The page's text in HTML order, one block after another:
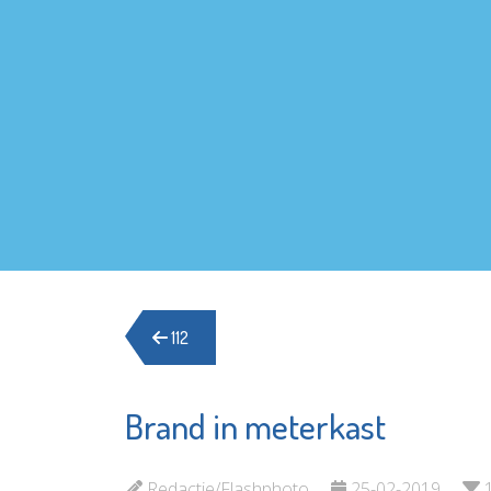
112
Brand in meterkast
Bibliotheek